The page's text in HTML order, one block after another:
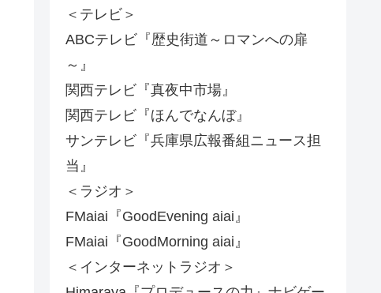
＜テレビ＞
ABCテレビ『歴史街道～ロマンへの扉
～』
関西テレビ『真夜中市場』
関西テレビ『ほんでなんぼ』
サンテレビ『兵庫県広報番組ニュース担
当』
＜ラジオ＞
FMaiai『GoodEvening aiai』
FMaiai『GoodMorning aiai』
＜インターネットラジオ＞